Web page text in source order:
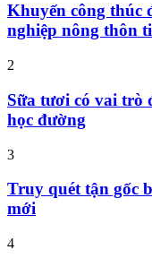
Khuyến công thúc
nghiệp nông thôn
2
Sữa tươi có vai trò
học đường
3
Truy quét tận gốc
mới
4